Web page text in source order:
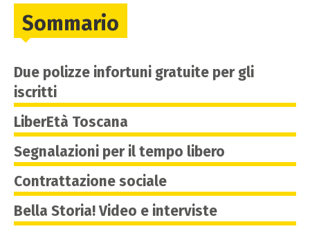
Sommario
Due polizze infortuni gratuite per gli
iscritti
LiberEtà Toscana
Segnalazioni per il tempo libero
Contrattazione sociale
Bella Storia! Video e interviste